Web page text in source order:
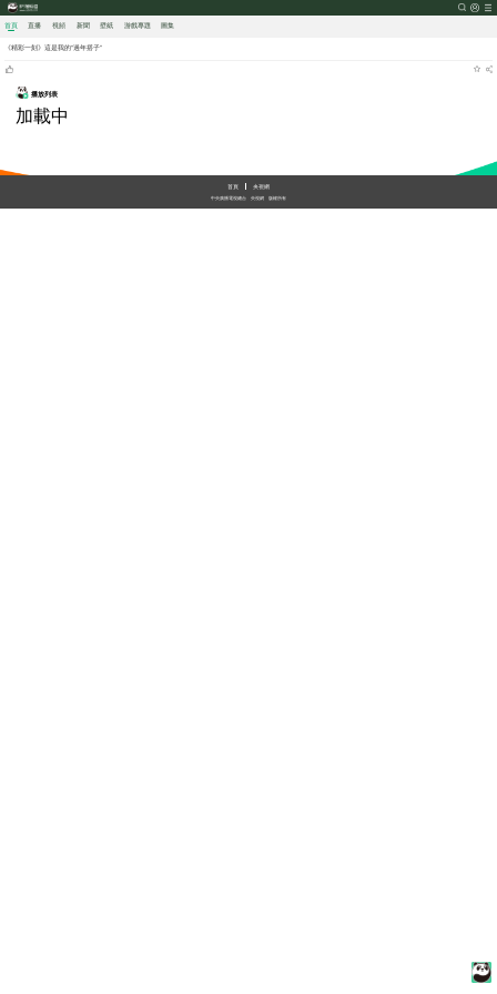
首頁 直播 視頻 新聞 壁紙 游戲專題 圖集
《精彩一刻》這是我的“過年搭子”
播放列表
加載中
首頁
央視網
中央廣播電視總台
央視網 版權所有